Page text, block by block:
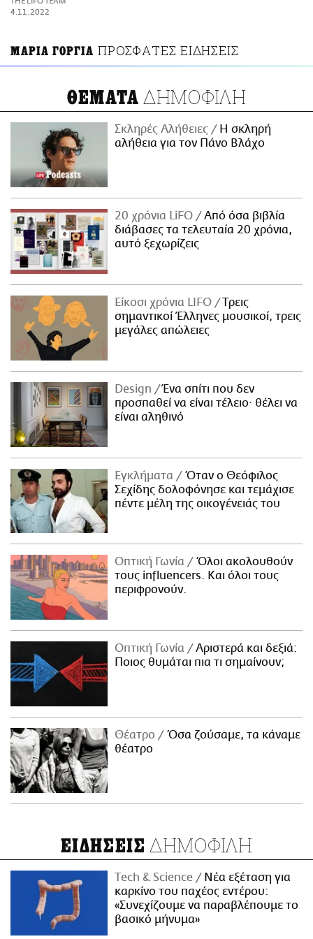
ΑΜΠΑ
4.11.2022
ΜΑΡΙΑ ΓΟΡΓΙΑ ΠΡΟΣΦΑΤΕΣ ΕΙΔΗΣΕΙΣ
ΘΕΜΑΤΑ ΔΗΜΟΦΙΛΗ
Σκληρές Αλήθειες
H σκληρή
αλήθεια για τον Πάνο Βλάχο
20 χρόνια LiFO
Από όσα βιβλία
διάβασες τα τελευταία 20 χρόνια,
αυτό ξεχωρίζεις
Είκοσι χρόνια LIFO
Tρεις
σημαντικοί Έλληνες μουσικοί, τρεις
μεγάλες απώλειες
Design
Ένα σπίτι που δεν
προσπαθεί να είναι τέλειο· θέλει να
είναι αληθινό
Εγκλήματα
Όταν ο Θεόφιλος
Σεχίδης δολοφόνησε και τεμάχισε
πέντε μέλη της οικογένειάς του
Οπτική Γωνία
Όλοι ακολουθούν
τους influencers. Και όλοι τους
περιφρονούν.
Οπτική Γωνία
Αριστερά και δεξιά:
Ποιος θυμάται πια τι σημαίνουν;
Θέατρο
Όσα ζούσαμε, τα κάναμε
θέατρο
ΕΙΔΗΣΕΙΣ ΔΗΜΟΦΙΛΗ
Τech & Science
Νέα εξέταση για
καρκίνο του παχέος εντέρου:
«Συνεχίζουμε να παραβλέπουμε το
βασικό μήνυμα»